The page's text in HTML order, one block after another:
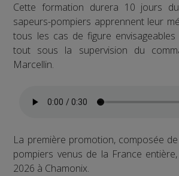
Cette formation durera 10 jours
sapeurs-pompiers apprennent leur
tous les cas de figure
tout sous la supervision du
Marcellin.
La première promotion, composée
pompiers venus de la France
2026 à Chamonix.